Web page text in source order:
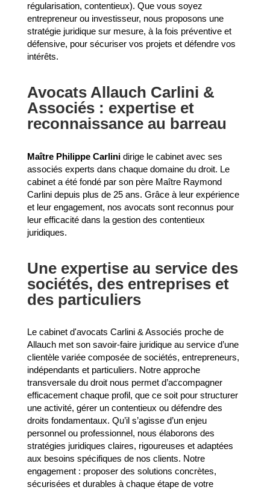
régularisation, contentieux). Que vous soyez
entrepreneur ou investisseur, nous proposons une
stratégie juridique sur mesure, à la fois préventive et
défensive, pour sécuriser vos projets et défendre vos
intérêts.
Avocats Allauch Carlini &
Associés : expertise et
reconnaissance au barreau
Maître Philippe Carlinidirige le cabinet avec ses
associés experts dans chaque domaine du droit. Le
cabinet a été fondé par son père Maître Raymond
Carlini depuis plus de 25 ans. Grâce à leur expérience
et leur engagement, nos avocats sont reconnus pour
leur efficacité dans la gestion des contentieux
juridiques.
Une expertise au service des
sociétés, des entreprises et
des particuliers
Le cabinet d'avocats Carlini & Associés proche de
Allauch met son savoir-faire juridique au service d’une
clientèle variée composée de sociétés, entrepreneurs,
indépendants et particuliers. Notre approche
transversale du droit nous permet d’accompagner
efficacement chaque profil, que ce soit pour structurer
une activité, gérer un contentieux ou défendre des
droits fondamentaux. Qu’il s’agisse d’un enjeu
personnel ou professionnel, nous élaborons des
stratégies juridiques claires, rigoureuses et adaptées
aux besoins spécifiques de nos clients. Notre
engagement : proposer des solutions concrètes,
sécurisées et durables à chaque étape de votre